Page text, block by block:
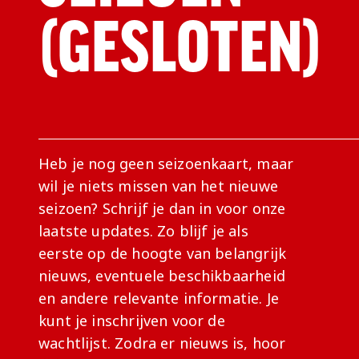
(GESLOTEN)
Heb je nog geen seizoenkaart, maar
wil je niets missen van het nieuwe
seizoen? Schrijf je dan in voor onze
laatste updates. Zo blijf je als
eerste op de hoogte van belangrijk
nieuws, eventuele beschikbaarheid
en andere relevante informatie. Je
kunt je inschrijven voor de
wachtlijst. Zodra er nieuws is, hoor